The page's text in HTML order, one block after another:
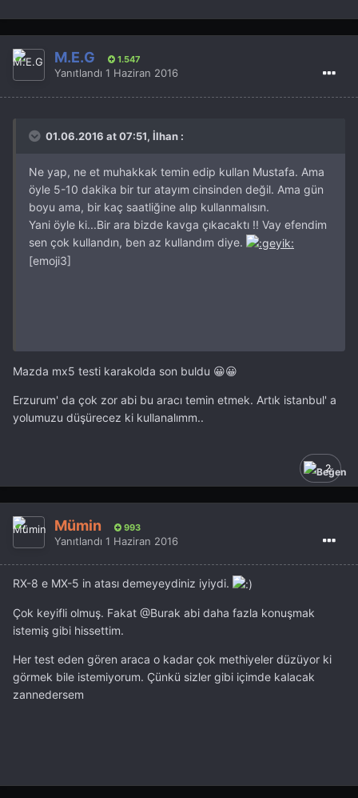
M.E.G 1.547
Yanıtlandı 1 Haziran 2016
01.06.2016 at 07:51, İlhan :
Ne yap, ne et muhakkak temin edip kullan Mustafa. Ama
öyle 5-10 dakika bir tur atayım cinsinden değil. Ama gün
boyu ama, bir kaç saatliğine alıp kullanmalısın.
Yani öyle ki...Bir ara bizde kavga çıkacaktı !! Vay efendim
sen çok kullandın, ben az kullandım diye.
[emoji3]
Mazda mx5 testi karakolda son buldu 😀😀
Erzurum' da çok zor abi bu aracı temin etmek. Artık istanbul' a
yolumuzu düşürecez ki kullanalımm..
2
Mümin 993
Yanıtlandı 1 Haziran 2016
RX-8 e MX-5 in atası demeyeydiniz iyiydi.
Çok keyifli olmuş. Fakat @Burak abi daha fazla konuşmak
istemiş gibi hissettim.
Her test eden gören araca o kadar çok methiyeler düzüyor ki
görmek bile istemiyorum. Çünkü sizler gibi içimde kalacak
zannedersem